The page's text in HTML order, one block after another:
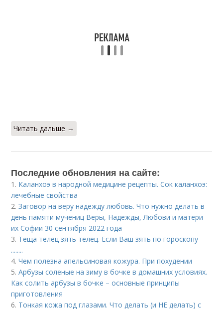
Читать дальше →
Последние обновления на сайте:
1. Каланхоэ в народной медицине рецепты. Сок каланхоэ:
лечебные свойства
2.Заговор на веру надежду любовь. Что нужно делать в
день памяти мучениц Веры, Надежды, Любови и матери
их Софии 30 сентября 2022 года
3. Теща телец зять телец. Если Ваш зять по гороскопу
........
4.Чем полезна апельсиновая кожура. При похудении
5.Арбузы соленые на зиму в бочке в домашних условиях.
Как солить арбузы в бочке – основные принципы
приготовления
6. Тонкая кожа под глазами. Что делать (и НЕ делать) с